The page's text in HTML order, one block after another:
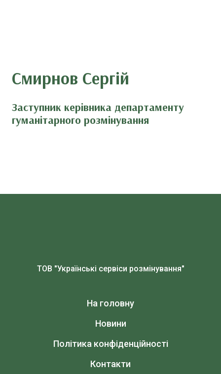
Смирнов Сергій
Заступник керівника департаменту
гуманітарного розмінування
ТОВ "Українські сервіси розмінування"
На головну
Новини
Політика конфіденційності
Контакти